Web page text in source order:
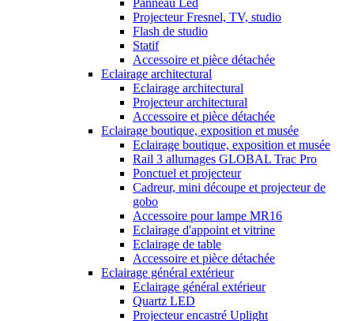
Panneau Led
Projecteur Fresnel, TV, studio
Flash de studio
Statif
Accessoire et pièce détachée
Eclairage architectural
Eclairage architectural
Projecteur architectural
Accessoire et pièce détachée
Eclairage boutique, exposition et musée
Eclairage boutique, exposition et musée
Rail 3 allumages GLOBAL Trac Pro
Ponctuel et projecteur
Cadreur, mini découpe et projecteur de
gobo
Accessoire pour lampe MR16
Eclairage d'appoint et vitrine
Eclairage de table
Accessoire et pièce détachée
Eclairage général extérieur
Eclairage général extérieur
Quartz LED
Projecteur encastré Uplight